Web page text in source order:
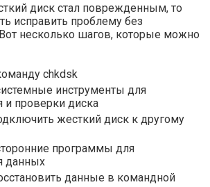
диск стал поврежденным, то
исправить проблему без
несколько шагов, которые можно
chkdsk
инструменты для
и проверки диска
жесткий диск к другому
программы для
данных
данные в командной